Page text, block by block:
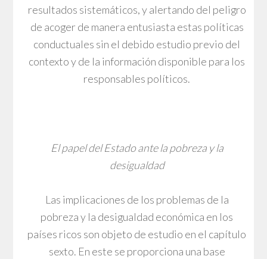
resultados sistemáticos, y alertando del peligro
de acoger de manera entusiasta estas políticas
conductuales sin el debido estudio previo del
contexto y de la información disponible para los
responsables políticos.
El papel del Estado ante la pobreza y la
desigualdad
Las implicaciones de los problemas de la
pobreza y la desigualdad económica en los
países ricos son objeto de estudio en el capítulo
sexto. En este se proporciona una base